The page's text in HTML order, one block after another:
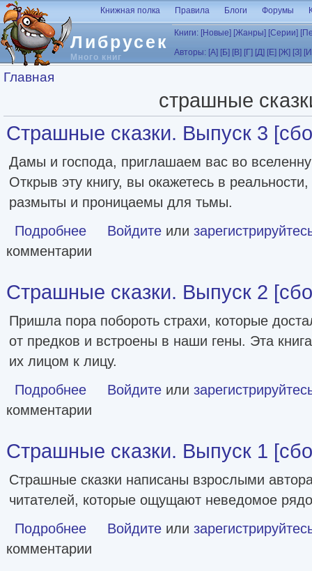
Перейти к основному содержанию
Либрусек
Много книг
Книжная полка Правила Блоги Форумы
Книги: [Новые] [Жанры] [Серии]
Авторы: [А] [Б] [В] [Г] [Д] [Е] [Ж] [З]
Вы здесь
Главная
страшные
Страшные сказки. Выпуск 3
Дамы и господа, приглашаем вас во
Открыв эту книгу, вы окажетесь в
размыты и проницаемы для тьмы.
Подробнее о Страшные сказки. Выпуск 3 [сборник litres]
Войдите или
комментарии
Страшные сказки. Выпуск 2
Пришла пора побороть страхи, которые
от предков и встроены в наши гены. Эта
их лицом к лицу.
Подробнее о Страшные сказки. Выпуск 2 [сборник litres]
Войдите или
комментарии
Страшные сказки. Выпуск 1
Страшные сказки написаны взрослыми
читателей, которые ощущают неведомое
Подробнее о Страшные сказки. Выпуск 1 [сборник litres]
Войдите или
комментарии